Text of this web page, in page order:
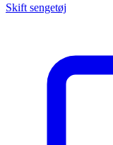
Skift sengetøj